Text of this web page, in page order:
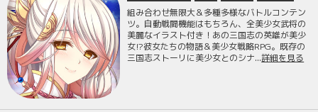
組み合わせ無限大＆多種多様なバトルコンテン
ツ。自動戦闘機能はもちろん、全美少女武将の
美麗なイラスト付き！あの三国志の英雄が美少
女⁉彼女たちの物語＆美少女戦略RPG。既存の
三国志ストーリに美少女とのシナ...詳細を見る